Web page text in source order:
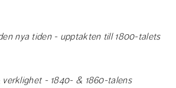
nya tiden - upptakten till 1800-talets
- 1840- & 1860-talens